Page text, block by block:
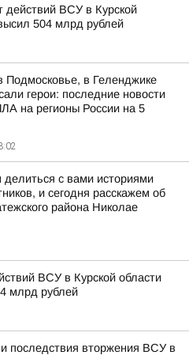
действий ВСУ в Курской
504 млрд рублей
Подмосковье, в Геленджике
герои: последние новости
на регионы России на 5
с вами историями
и сегодня расскажем об
района Николае
ВСУ в Курской области
млрд рублей
последствия вторжения ВСУ в